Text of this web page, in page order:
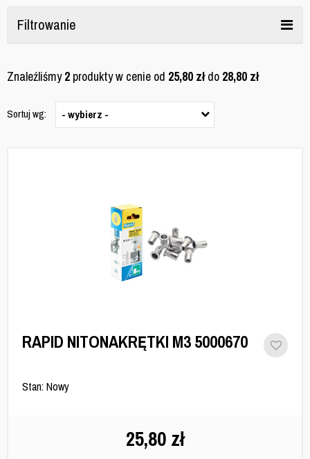
Filtrowanie
Znaleźliśmy2 produkty w cenie od 25,80 złdo 28,80 zł
Sortuj wg: - wybierz -
RAPID NITONAKRĘTKI M3 5000670
Stan: Nowy
25,80 zł